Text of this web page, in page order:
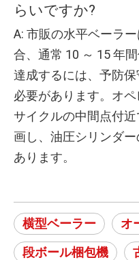
らいですか?
A: 市販の水平ベーラ
合、通常 10 ～ 15 年
達成するには、予防
必要があります。オ
サイクルの中間点付
画し、油圧シリンダ
あります。
横型ベーラー
オ
段ボール梱包機